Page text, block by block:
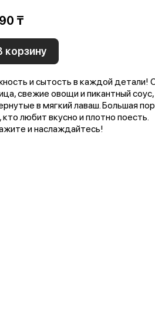
₸
корзину
и сытость в каждой детали!
свежие овощи и пикантный соус,
в мягкий лаваш. Большая
кто любит вкусно и плотно поесть.
и наслаждайтесь!